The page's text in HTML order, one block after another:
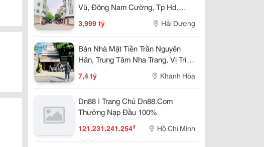
Vũ, Đông Nam Cường, Tp Hd,
57.25M2, Đường 13.5M, 3.X Tỷ
3,999 tỷ Hải Dương
Bán Nhà Mặt Tiền Trần Nguyên
Hãn, Trung Tâm Nha Trang, Vị Trí
Kinh Doanh Đẹp, Giá 7,4 Tỷ
7,4 tỷ Khánh Hòa
Dn88 | Trang Chủ Dn88.Com
Thưởng Nạp Đầu 100%
121.231.241.254₫ Hồ Chí Minh